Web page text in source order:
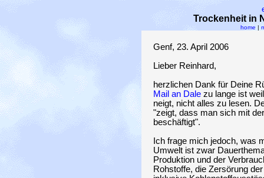
Trockenheit in
home |
Genf, 23. April 2006
Lieber Reinhard,
herzlichen Dank für Deine
Mail an Dale zu lange ist
neigt, nicht alles zu lesen.
"zeigt, dass man sich mit
beschäftigt".
Ich frage mich jedoch, was
Umwelt ist zwar
Produktion und der
Rohstoffe, die Zersörung